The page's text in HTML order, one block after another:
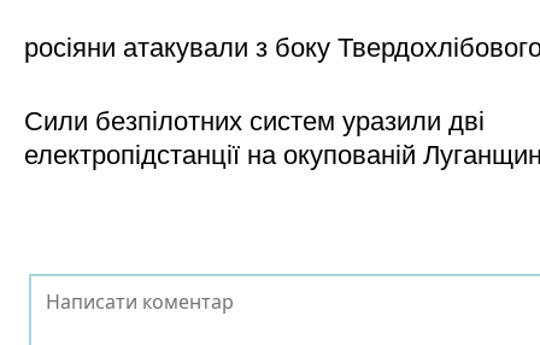
росіяни атакували з боку
Сили безпілотних систем уразили дві
електропідстанції на окупованій